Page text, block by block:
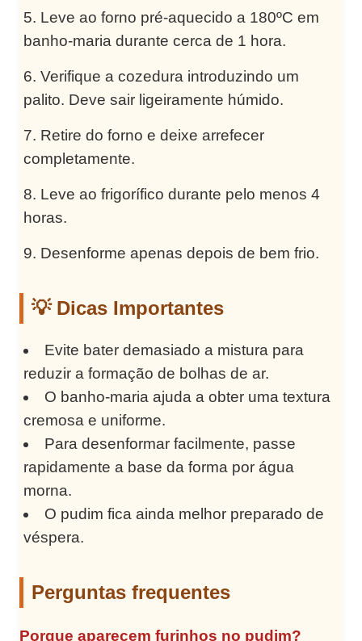
Leve ao forno pré-aquecido a 180ºC em
banho-maria durante cerca de 1 hora.
Verifique a cozedura introduzindo um
palito. Deve sair ligeiramente húmido.
Retire do forno e deixe arrefecer
completamente.
Leve ao frigorífico durante pelo menos 4
horas.
Desenforme apenas depois de bem frio.
💡 Dicas Importantes
Evite bater demasiado a mistura para
reduzir a formação de bolhas de ar.
O banho-maria ajuda a obter uma textura
cremosa e uniforme.
Para desenformar facilmente, passe
rapidamente a base da forma por água
morna.
O pudim fica ainda melhor preparado de
véspera.
Perguntas frequentes
Porque aparecem furinhos no pudim?